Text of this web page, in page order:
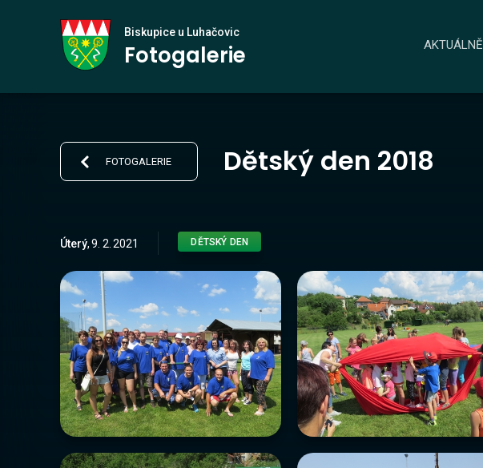
Biskupice
u Luhačovic
AKTUÁLNĚ
Biskupice u Luhačovic
Fotogalerie
FOTOGALERIE Dětský den 2018
Úterý, 9 2 2021 DĚTSKÝ DEN